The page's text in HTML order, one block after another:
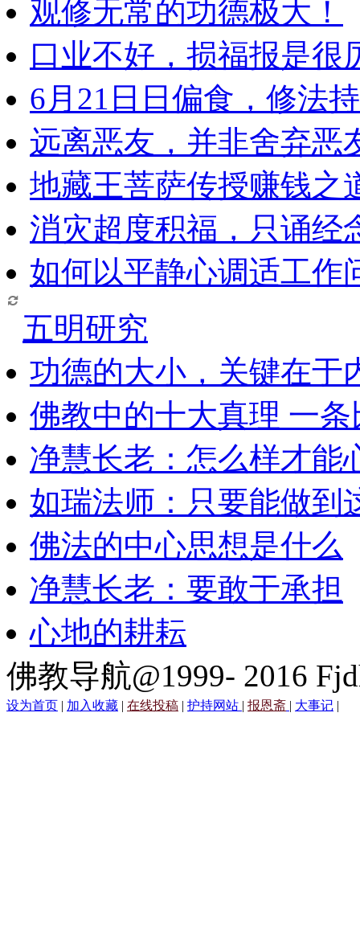
观修无常的功德极大！
口业不好，损福报是很
6月21日日偏食，修法
远离恶友，并非舍弃恶
地藏王菩萨传授赚钱之
消灾超度积福，只诵经
如何以平静心调适工作
五明研究
功德的大小，关键在于
佛教中的十大真理 一
净慧长老：怎么样才能
如瑞法师：只要能做到
佛法的中心思想是什么
净慧长老：要敢于承担
心地的耕耘
佛教导航@1999- 2016
设为首页 | 加入收藏 | 在线投稿 | 护持网站 | 报恩斋 | 大事记 |